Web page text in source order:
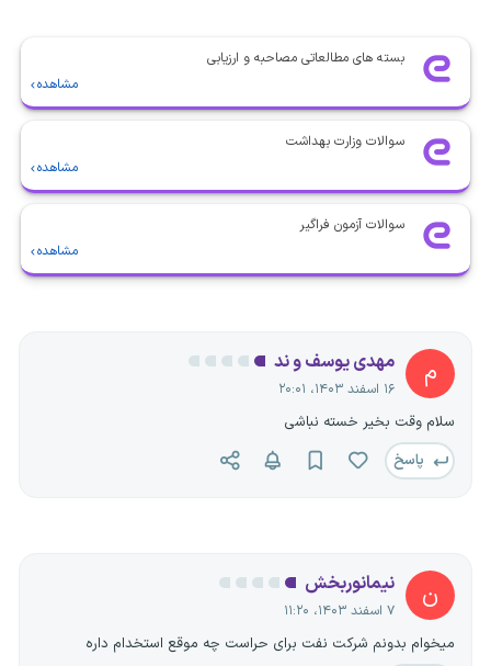
بسته های مطالعاتی مصاحبه و ارزیابی
مشاهده
سوالات وزارت بهداشت
مشاهده
سوالات آزمون فراگیر
مشاهده
م مهدی یوسف و ند
۱۶ اسفند ۱۴۰۳، ۲۰:۰۱
سلام وقت بخیر خسته نباشی
پاسخ
ن نیمانوربخش
۷ اسفند ۱۴۰۳، ۱۱:۲۰
میخوام بدونم شرکت نفت برای حراست چه موقع استخدام داره